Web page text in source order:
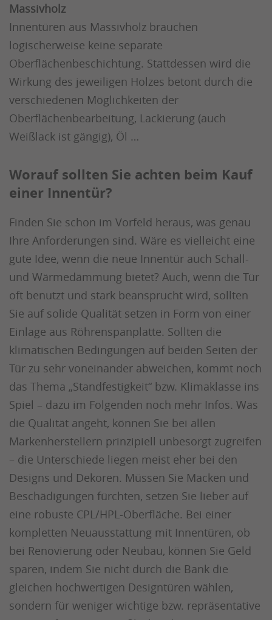
Massivholz
Innentüren aus Massivholz brauchen
logischerweise keine separate
Oberflächenbeschichtung. Stattdessen wird die
Wirkung des jeweiligen Holzes betont durch die
verschiedenen Möglichkeiten der
Oberflächenbearbeitung, Lackierung (auch
Weißlack ist gängig), Öl …
Worauf sollten Sie achten beim Kauf
einer Innentür?
Finden Sie schon im Vorfeld heraus, was genau
Ihre Anforderungen sind. Wäre es vielleicht eine
gute Idee, wenn die neue Innentür auch Schall-
und Wärmedämmung bietet? Auch, wenn die Tür
oft benutzt und stark beansprucht wird, sollten
Sie auf solide Qualität setzen in Form von einer
Einlage aus Röhrenspanplatte. Sollten die
klimatischen Bedingungen auf beiden Seiten der
Tür zu sehr voneinander abweichen, kommt noch
das Thema „Standfestigkeit“ bzw. Klimaklasse ins
Spiel – dazu im Folgenden noch mehr Infos. Was
die Qualität angeht, können Sie bei allen
Markenherstellern prinzipiell unbesorgt zugreifen
– die Unterschiede liegen meist eher bei den
Designs und Dekoren. Müssen Sie Macken und
Beschädigungen fürchten, setzen Sie lieber auf
eine robuste CPL/HPL-Oberfläche. Bei einer
kompletten Neuausstattung mit Innentüren, ob
bei Renovierung oder Neubau, können Sie Geld
sparen, indem Sie nicht durch die Bank die
gleichen hochwertigen Designtüren wählen,
sondern für weniger wichtige bzw. repräsentative